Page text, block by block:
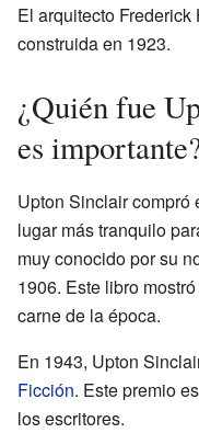
El arquitecto
construida en 1923.
¿Quién fue
es
Upton Sinclair compró
lugar más tranquilo
muy conocido por su
1906. Este libro
carne de la época.
En 1943, Upton
Ficción. Este premio
los escritores.